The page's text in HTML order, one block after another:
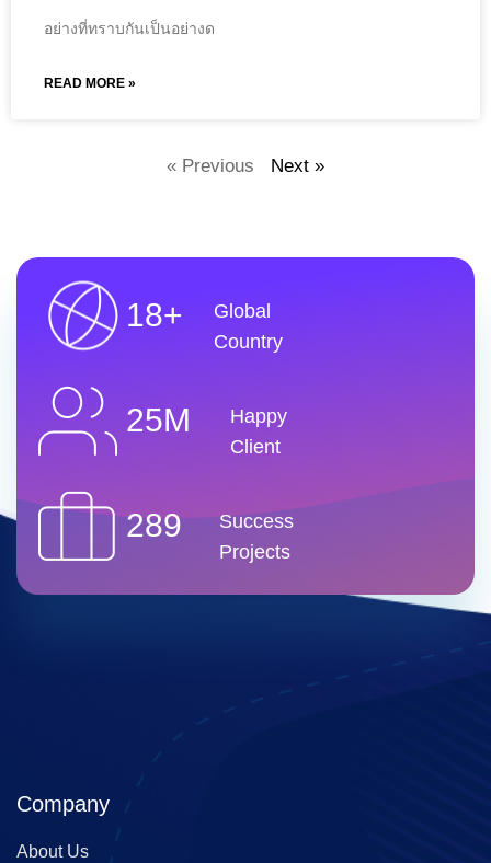
อย่างที่ทราบกันเป็นอย่างด
READ MORE »
« Previous Next »
18+
Global
Country
25M
Happy
Client
289
Success
Projects
Company
About Us